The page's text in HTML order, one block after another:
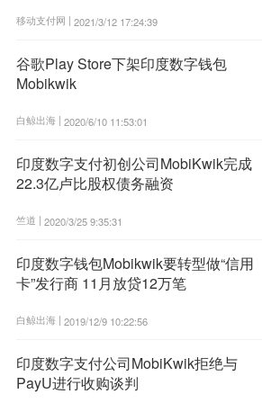
移动支付网 | 2021/3/12 17:24:39
谷歌Play Store下架印度数字钱包
Mobikwik
白鲸出海 | 2020/6/10 11:53:01
印度数字支付初创公司MobiKwik完成
22.3亿卢比股权债务融资
竺道 | 2020/3/25 9:35:31
印度数字钱包Mobikwik要转型做“信用
卡”发行商 11月放贷12万笔
白鲸出海 | 2019/12/9 10:22:56
印度数字支付公司MobiKwik拒绝与
PayU进行收购谈判